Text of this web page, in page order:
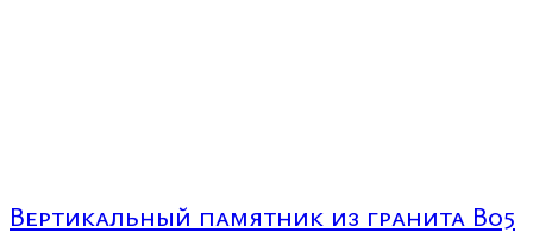
Вертикальный памятник из гранита В05